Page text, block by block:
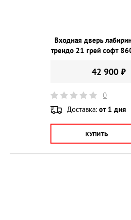
Входная дверь
трендо 21 грей софт
42 900 ₽
0
Доставка: от 1 дня
КУПИТЬ